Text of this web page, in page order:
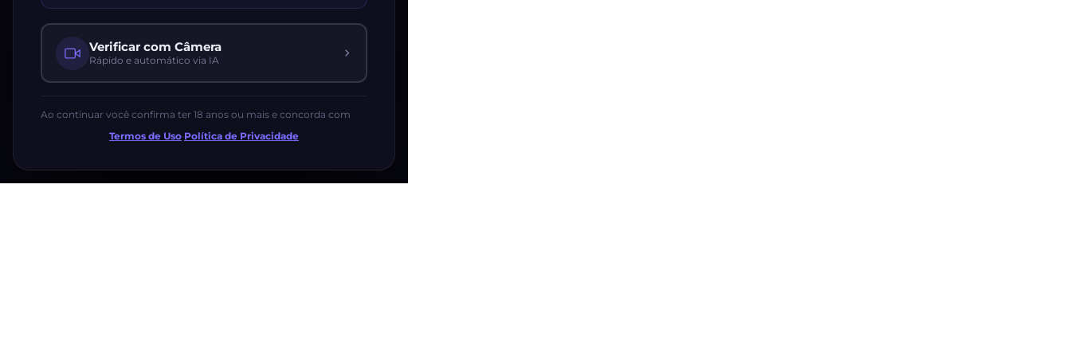
Verificar com Câmera
Rápido e automático via IA
Ao continuar você confirma ter 18 anos ou mais e concorda com
Termos de Uso·Política de Privacidade